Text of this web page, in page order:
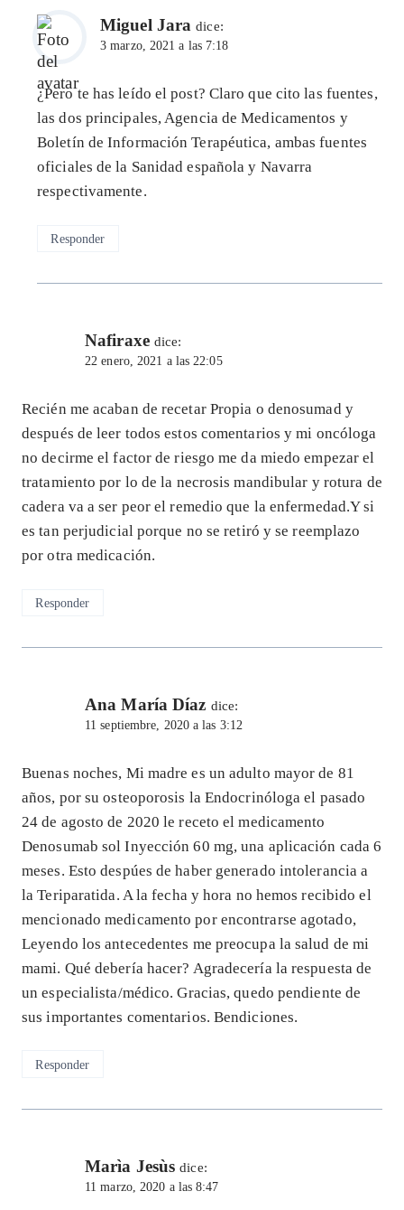
Miguel Jara dice:
3 marzo, 2021 a las 7:18
¿Pero te has leído el post? Claro que cito las fuentes,
las dos principales, Agencia de Medicamentos y
Boletín de Información Terapéutica, ambas fuentes
oficiales de la Sanidad española y Navarra
respectivamente.
Responder
Nafiraxe dice:
22 enero, 2021 a las 22:05
Recién me acaban de recetar Propia o denosumad y
después de leer todos estos comentarios y mi oncóloga
no decirme el factor de riesgo me da miedo empezar el
tratamiento por lo de la necrosis mandibular y rotura de
cadera va a ser peor el remedio que la enfermedad.Y si
es tan perjudicial porque no se retiró y se reemplazo
por otra medicación.
Responder
Ana María Díaz dice:
11 septiembre, 2020 a las 3:12
Buenas noches, Mi madre es un adulto mayor de 81
años, por su osteoporosis la Endocrinóloga el pasado
24 de agosto de 2020 le receto el medicamento
Denosumab sol Inyección 60 mg, una aplicación cada 6
meses. Esto despúes de haber generado intolerancia a
la Teriparatida. A la fecha y hora no hemos recibido el
mencionado medicamento por encontrarse agotado,
Leyendo los antecedentes me preocupa la salud de mi
mami. Qué debería hacer? Agradecería la respuesta de
un especialista/médico. Gracias, quedo pendiente de
sus importantes comentarios. Bendiciones.
Responder
Marìa Jesùs dice:
11 marzo, 2020 a las 8:47